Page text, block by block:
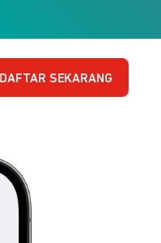
DAFTAR SEKARANG